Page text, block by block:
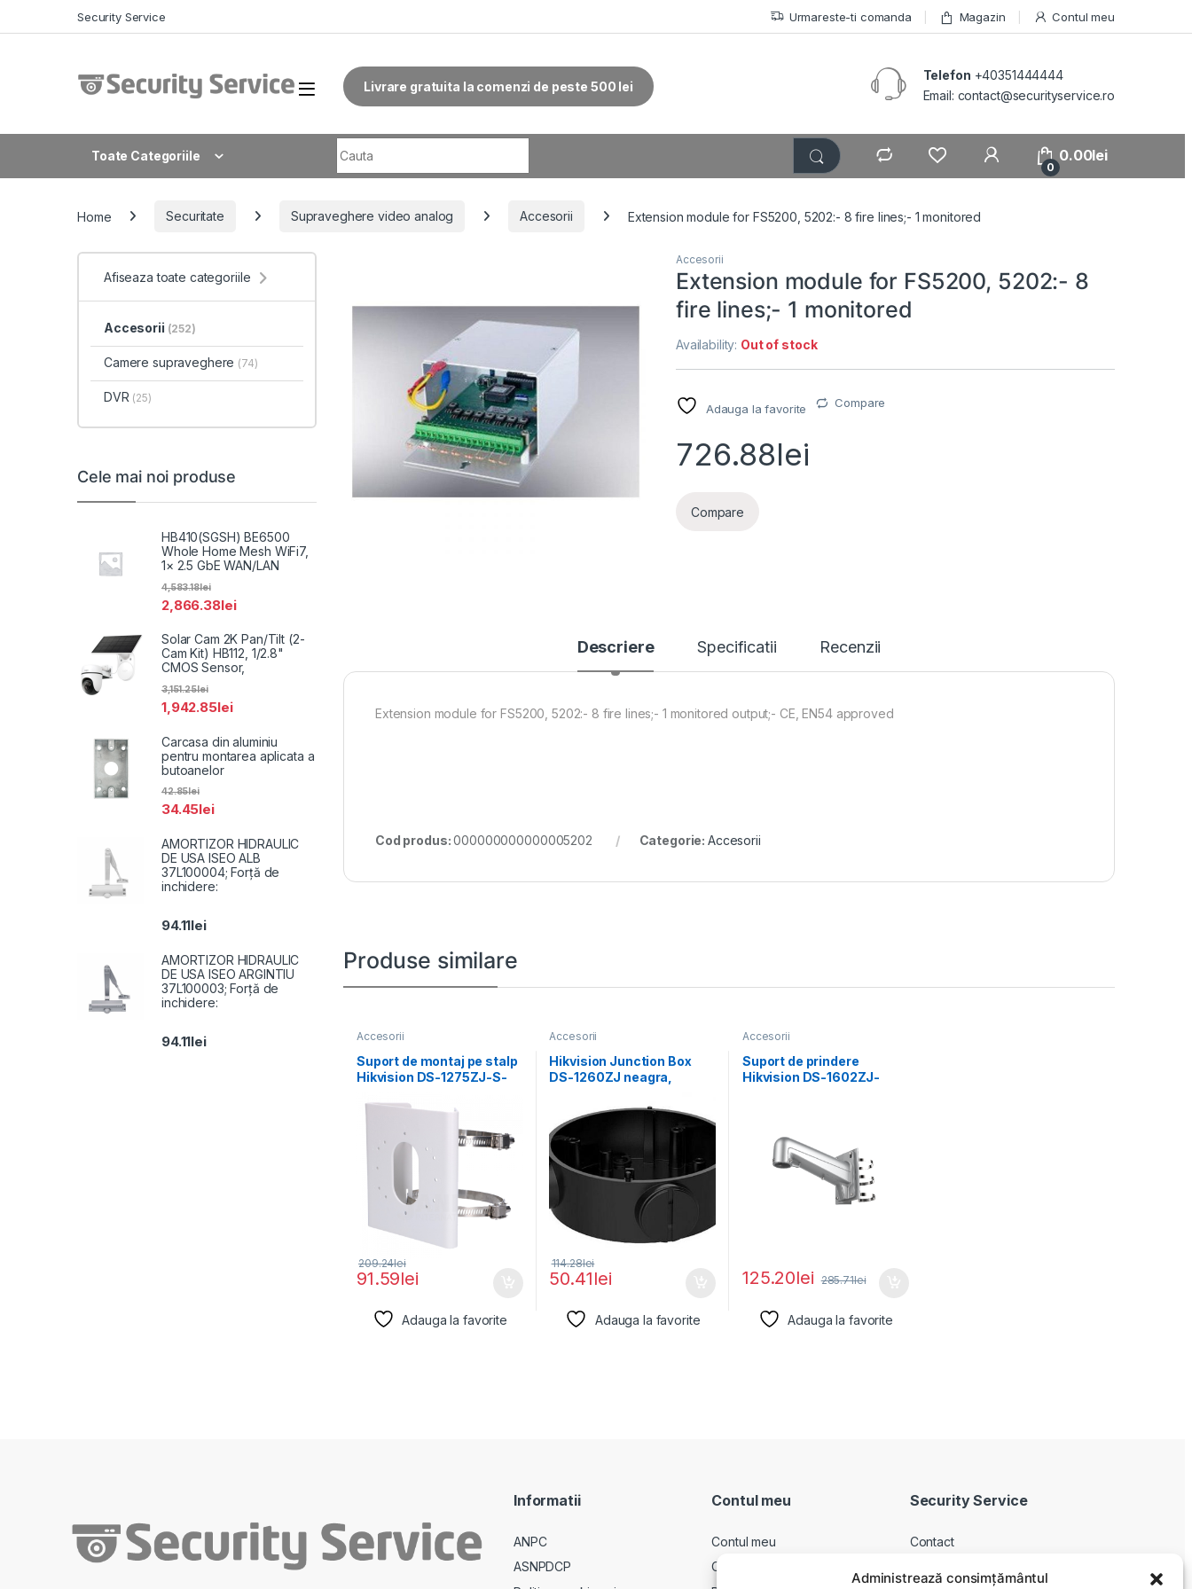
Administrează consimțământul
Security Service Urmareste-ti comanda Magazin Contul meu
Livrare gratuita la comenzi de peste 500 lei
Telefon +40351444444
Email: contact@securityservice.ro
Toate Categoriile
0
0.00lei
Home Securitate Supraveghere video analog Accesorii Extension module for FS5200, 5202:- 8 fire lines;- 1 monitored
Accesorii
Extension module for FS5200, 5202:- 8
fire lines;- 1 monitored
Availability: Out of stock
Adauga la favorite Compare
726.88lei
Compare
Descriere Specificatii Recenzii
Extension module for FS5200, 5202:- 8 fire lines;- 1 monitored output;- CE, EN54 approved
Cod produs:000000000000005202 Categorie: Accesorii
Produse similare
Accesorii
Suport de montaj pe stalp
Hikvision DS-1275ZJ-S-
91.59lei
209.24lei
Adauga la favorite
Accesorii
Hikvision Junction Box
DS-1260ZJ neagra,
camera, aliaj
50.41lei
114.28lei
Adauga la favorite
Accesorii
Suport de prindere
Hikvision DS-1602ZJ-
125.20lei 285.71lei
Adauga la favorite
Afiseaza toate categoriile
Accesorii (252)
Camere supraveghere (74)
DVR (25)
Cele mai noi produse
HB410(SGSH) BE6500
Whole Home Mesh WiFi7,
1× 2.5 GbE WAN/LAN
2,866.38lei
4,583.18lei
Solar Cam 2K Pan/Tilt (2-
Cam Kit) HB112, 1/2.8"
CMOS Sensor,
1,942.85lei
3,151.25lei
Carcasa din aluminiu
pentru montarea aplicata a
butoanelor
34.45lei
42.85lei
AMORTIZOR HIDRAULIC
DE USA ISEO ALB
37L100004; Forță de
inchidere:
94.11lei
AMORTIZOR HIDRAULIC
DE USA ISEO ARGINTIU
37L100003; Forță de
inchidere:
94.11lei
Informatii
ANPC
ASNPDCP
Contul meu
Contul meu
Comenzi
Security Service
Contact